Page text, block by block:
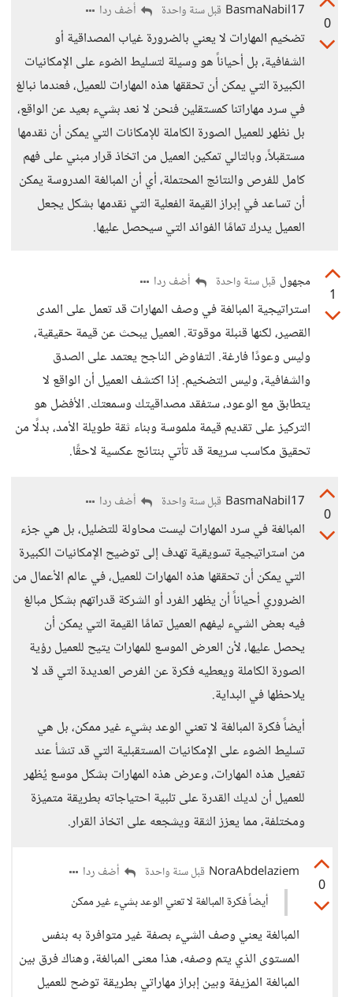
0
BasmaNabil17 قبل سنة واحدة أضف ردا
تضخيم المهارات لا يعني بالضرورة غياب المصداقية أو
الشفافية، بل أحياناً هو وسيلة لتسليط الضوء على الإمكانيات
الكبيرة التي يمكن أن تحققها هذه المهارات للعميل، فعندما نبالغ
في سرد مهاراتنا كمستقلين فنحن لا نعد بشيء بعيد عن الواقع،
بل نظهر للعميل الصورة الكاملة للإمكانات التي يمكن أن نقدمها
مستقبلاً، وبالتالي تمكين العميل من اتخاذ قرار مبني على فهم
كامل للفرص والنتائج المحتملة، أي أن المبالغة المدروسة يمكن
أن تساعد في إبراز القيمة الفعلية التي نقدمها بشكل يجعل
العميل يدرك تمامًا الفوائد التي سيحصل عليها.
1
مجهول قبل سنة واحدة أضف ردا
استراتيجية المبالغة في وصف المهارات قد تعمل على المدى
القصير، لكنها قنبلة موقوتة. العميل يبحث عن قيمة حقيقية،
وليس وعودًا فارغة. التفاوض الناجح يعتمد على الصدق
والشفافية، وليس التضخيم. إذا اكتشف العميل أن الواقع لا
يتطابق مع الوعود، ستفقد مصداقيتك وسمعتك. الأفضل هو
التركيز على تقديم قيمة ملموسة وبناء ثقة طويلة الأمد، بدلًا من
تحقيق مكاسب سريعة قد تأتي بنتائج عكسية لاحقًا.
0
BasmaNabil17 قبل سنة واحدة أضف ردا
المبالغة في سرد المهارات ليست محاولة للتضليل، بل هي جزء
من استراتيجية تسويقية تهدف إلى توضيح الإمكانيات الكبيرة
التي يمكن أن تحققها هذه المهارات للعميل، في عالم الأعمال من
الضروري أحياناً أن يظهر الفرد أو الشركة قدراتهم بشكل مبالغ
فيه بعض الشيء ليفهم العميل تمامًا القيمة التي يمكن أن
يحصل عليها، لأن العرض الموسع للمهارات يتيح للعميل رؤية
الصورة الكاملة ويعطيه فكرة عن الفرص العديدة التي قد لا
يلاحظها في البداية.
أيضاً فكرة المبالغة لا تعني الوعد بشيء غير ممكن، بل هي
تسليط الضوء على الإمكانيات المستقبلية التي قد تنشأ عند
تفعيل هذه المهارات، وعرض هذه المهارات بشكل موسع يُظهر
للعميل أن لديك القدرة على تلبية احتياجاته بطريقة متميزة
ومختلفة، مما يعزز الثقة ويشجعه على اتخاذ القرار.
0
NoraAbdelaziem قبل سنة واحدة
أضف ردا
أيضاً فكرة المبالغة لا تعني الوعد بشيء غير ممكن
المبالغة يعني وصف الشيء بصفة غير متوافرة به بنفس
المستوى الذي يتم وصفه، هذا معنى المبالغة، وهناك فرق بين
المبالغة المزيفة وبين إبراز مهاراتي بطريقة توضح للعميل